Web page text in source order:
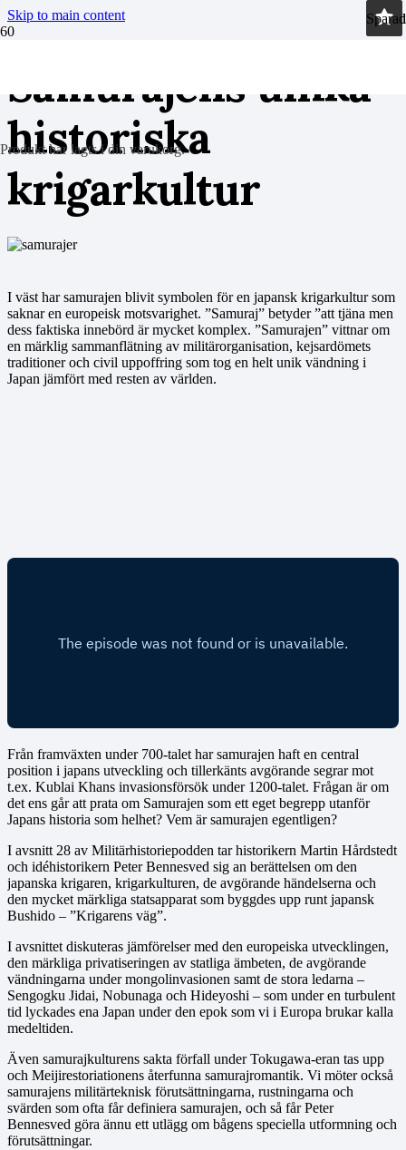
Skip to main content
Produkthar lagts i din varukorg.
Samurajens unika
historiska
krigarkultur
I väst har samurajen blivit symbolen för en japansk krigarkultur som
saknar en europeisk motsvarighet. ”Samuraj” betyder ”att tjäna men
dess faktiska innebörd är mycket komplex. ”Samurajen” vittnar om
en märklig sammanflätning av militärorganisation, kejsardömets
traditioner och civil uppoffring som tog en helt unik vändning i
Japan jämfört med resten av världen.
Från framväxten under 700-talet har samurajen haft en central
position i japans utveckling och tillerkänts avgörande segrar mot
t.ex. Kublai Khans invasionsförsök under 1200-talet. Frågan är om
det ens går att prata om Samurajen som ett eget begrepp utanför
Japans historia som helhet? Vem är samurajen egentligen?
I avsnitt 28 av Militärhistoriepodden tar historikern Martin Hårdstedt
och idéhistorikern Peter Bennesved sig an berättelsen om den
japanska krigaren, krigarkulturen, de avgörande händelserna och
den mycket märkliga statsapparat som byggdes upp runt japansk
Bushido – ”Krigarens väg”.
I avsnittet diskuteras jämförelser med den europeiska utvecklingen,
den märkliga privatiseringen av statliga ämbeten, de avgörande
vändningarna under mongolinvasionen samt de stora ledarna –
Sengogku Jidai, Nobunaga och Hideyoshi – som under en turbulent
tid lyckades ena Japan under den epok som vi i Europa brukar kalla
medeltiden.
Även samurajkulturens sakta förfall under Tokugawa-eran tas upp
och Meijirestoriationens återfunna samurajromantik. Vi möter också
samurajens militärteknisk förutsättningarna, rustningarna och
svärden som ofta får definiera samurajen, och så får Peter
Bennesved göra ännu ett utlägg om bågens speciella utformning och
förutsättningar.
Sparad
Sparad